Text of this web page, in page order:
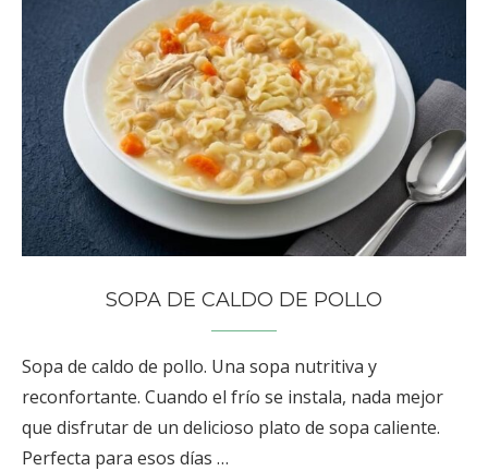
SOPA DE CALDO DE POLLO
Sopa de caldo de pollo. Una sopa nutritiva y
reconfortante. Cuando el frío se instala, nada mejor
que disfrutar de un delicioso plato de sopa caliente.
Perfecta para esos días …